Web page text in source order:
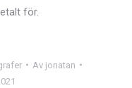
för.
Av jonatan